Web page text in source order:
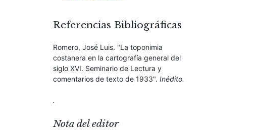
Referencias Bibliográficas
Romero, José Luis. "La toponimia
costanera en la cartografía general del
siglo XVI. Seminario de Lectura y
comentarios de texto de 1933". Inédito.
.
Nota del editor